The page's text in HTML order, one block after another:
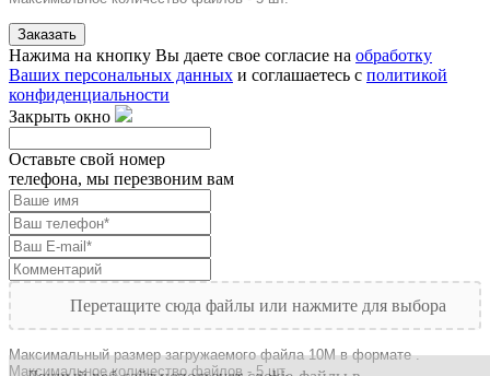
Заказать
Нажима на кнопку Вы даете свое согласие на обработку
Ваших персональных данных и соглашаетесь с политикой
конфиденциальности
Закрыть окно
Оставьте свой номер
телефона, мы перезвоним вам
Перетащите сюда файлы или нажмите для выбора
Максимальный размер загружаемого файла 10M в формате .
Максимальное количество файлов - 5 шт.